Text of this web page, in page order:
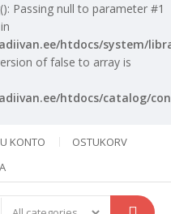
Passing null to parameter #1
htdocs/system/
of false to array is
htdocs/catalog/
KONTO
OSTUKORV